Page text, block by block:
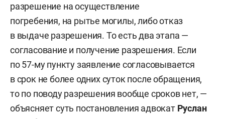
разрешение на осуществление
погребения, на рытье могилы, либо отказ
в выдаче разрешения. То есть два этапа —
согласование и получение разрешения. Если
по 57-му пункту заявление согласовывается
в срок не более одних суток после обращения,
то по поводу разрешения вообще сроков нет, —
объясняет суть постановления адвокат Руслан